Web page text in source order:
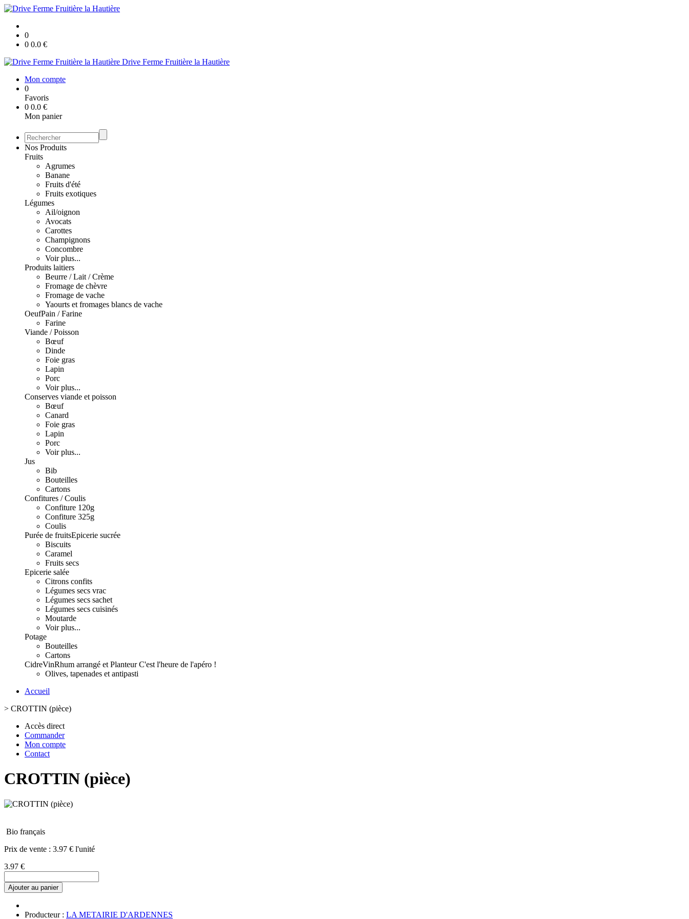
0
0 0.0 €
Drive Ferme Fruitière la Hautière
Mon compte
0
Favoris
0 0.0 €
Mon panier
Nos Produits
Fruits
Agrumes
Banane
Fruits d'été
Fruits exotiques
Légumes
Ail/oignon
Avocats
Carottes
Champignons
Concombre
Voir plus...
Produits laitiers
Beurre / Lait / Crème
Fromage de chèvre
Fromage de vache
Yaourts et fromages blancs de vache
OeufPain / Farine
Farine
Viande / Poisson
Bœuf
Dinde
Foie gras
Lapin
Porc
Voir plus...
Conserves viande et poisson
Bœuf
Canard
Foie gras
Lapin
Porc
Voir plus...
Jus
Bib
Bouteilles
Cartons
Confitures / Coulis
Confiture 120g
Confiture 325g
Coulis
Purée de fruitsEpicerie sucrée
Biscuits
Caramel
Fruits secs
Epicerie salée
Citrons confits
Légumes secs vrac
Légumes secs sachet
Légumes secs cuisinés
Moutarde
Voir plus...
Potage
Bouteilles
Cartons
CidreVinRhum arrangé et PlanteurC'est l'heure de l'apéro !
Olives, tapenades et antipasti
Accueil
> CROTTIN (pièce)
Accès direct
Commander
Mon compte
Contact
CROTTIN (pièce)
Bio français
Prix de vente : 3.97 € l'unité
3.97 €
Ajouter au panier
Producteur : LA METAIRIE D'ARDENNES